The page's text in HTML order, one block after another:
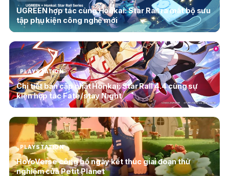
UGREEN hợp tác cùng Honkai: Star Rail ra mắt bộ sưu
tập phụ kiện công nghệ mới
PLAYSTATION
Chi tiết bản cập nhật Honkai: Star Rail 4.4 cùng sự
kiện hợp tác Fate/stay Night
PLAYSTATION
HoYoVerse công bố ngày kết thúc giai đoạn thử
nghiệm của Petit Planet